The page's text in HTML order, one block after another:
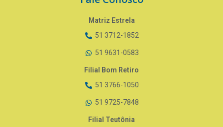
Matriz Estrela
51 3712-1852
51 9631-0583
Filial Bom Retiro
51 3766-1050
51 9725-7848
Filial Teutônia